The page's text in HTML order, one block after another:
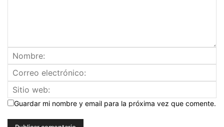
Guardar mi nombre y email para la próxima vez que comente.